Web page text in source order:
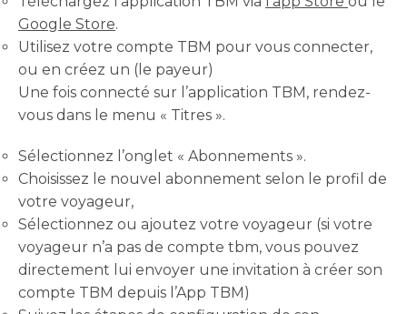
Google Store.
Utilisez votre compte TBM pour vous connecter,
ou en créez un (le payeur)
Une fois connecté sur l’application TBM, rendez-
vous dans le menu « Titres ».
Sélectionnez l’onglet « Abonnements ».
Choisissez le nouvel abonnement selon le profil de
votre voyageur,
Sélectionnez ou ajoutez votre voyageur (si votre
voyageur n’a pas de compte tbm, vous pouvez
directement lui envoyer une invitation à créer son
compte TBM depuis l’App TBM)